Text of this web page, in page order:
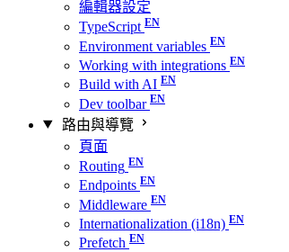
編輯器設定
TypeScript
Environment variables
Working with integrations
Build with AI
Dev toolbar
路由與導覽
頁面
Routing
Endpoints
Middleware
Internationalization (i18n)
Prefetch